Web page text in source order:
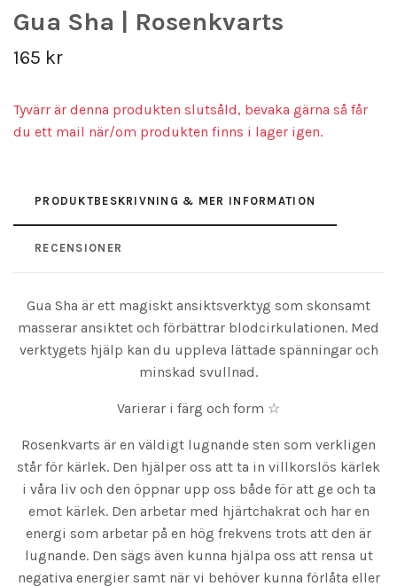
Gua Sha | Rosenkvarts
165 kr
Tyvärr är denna produkten slutsåld, bevaka gärna så får
du ett mail när/om produkten finns i lager igen.
PRODUKTBESKRIVNING & MER INFORMATION
RECENSIONER
Gua Sha är ett magiskt ansiktsverktyg som skonsamt
masserar ansiktet och förbättrar blodcirkulationen. Med
verktygets hjälp kan du uppleva lättade spänningar och
minskad svullnad.
Varierar i färg och form ☆
Rosenkvarts är en väldigt lugnande sten som verkligen
står för kärlek. Den hjälper oss att ta in villkorslös kärlek
i våra liv och den öppnar upp oss både för att ge och ta
emot kärlek. Den arbetar med hjärtchakrat och har en
energi som arbetar på en hög frekvens trots att den är
lugnande. Den sägs även kunna hjälpa oss att rensa ut
negativa energier samt när vi behöver kunna förlåta eller